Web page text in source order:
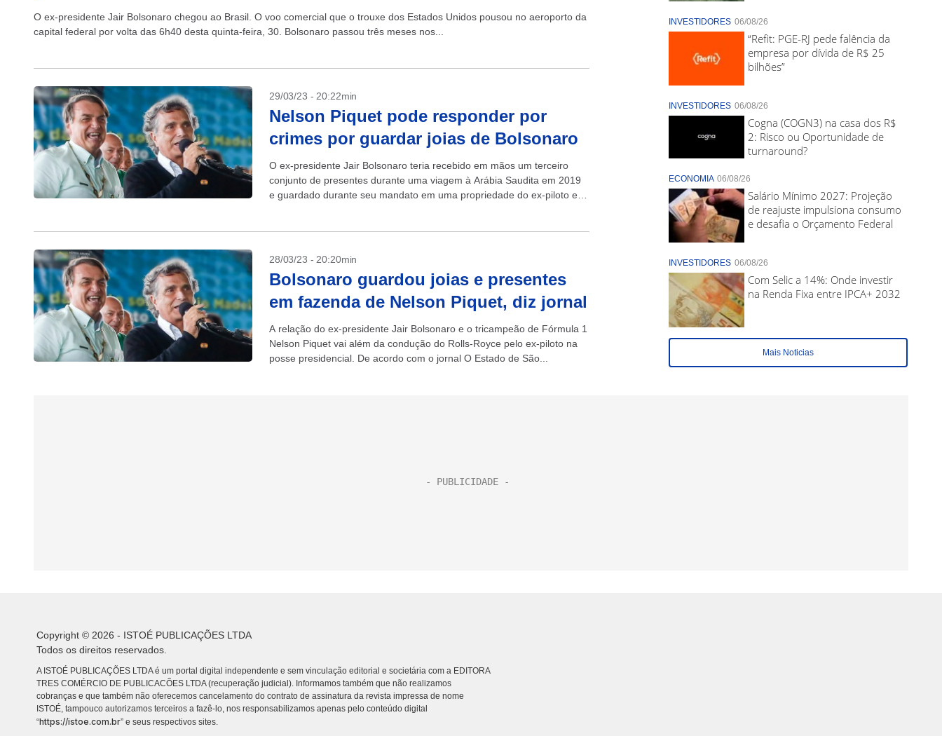
O ex-presidente Jair Bolsonaro chegou ao Brasil. O voo comercial que o trouxe dos Estados Unidos pousou no aeroporto da
capital federal por volta das 6h40 desta quinta-feira, 30. Bolsonaro passou três meses nos...
29/03/23 - 20:22min
Nelson Piquet pode responder por
crimes por guardar joias de Bolsonaro
O ex-presidente Jair Bolsonaro teria recebido em mãos um terceiro
conjunto de presentes durante uma viagem à Arábia Saudita em 2019
e guardado durante seu mandato em uma propriedade do ex-piloto e
28/03/23 - 20:20min
Bolsonaro guardou joias e presentes
em fazenda de Nelson Piquet, diz jornal
A relação do ex-presidente Jair Bolsonaro e o tricampeão de Fórmula 1
Nelson Piquet vai além da condução do Rolls-Royce pelo ex-piloto na
posse presidencial. De acordo com o jornal O Estado de São...
INVESTIDORES 06/08/26
“Refit: PGE-RJ pede falência da
empresa por dívida de R$ 25
bilhões”
INVESTIDORES 06/08/26
Cogna (COGN3) na casa dos R$
2: Risco ou Oportunidade de
turnaround?
ECONOMIA 06/08/26
Salário Mínimo 2027: Projeção
de reajuste impulsiona consumo
e desafia o Orçamento Federal
INVESTIDORES 06/08/26
Com Selic a 14%: Onde investir
na Renda Fixa entre IPCA+ 2032
Mais Noticias
Copyright © 2026 - ISTOÉ PUBLICAÇÕES LTDA
Todos os direitos reservados.
A ISTOÉ PUBLICAÇÕES LTDA é um portal digital independente e sem vinculação editorial e societária com a EDITORA
TRES COMÉRCIO DE PUBLICACÕES LTDA (recuperação judicial). Informamos também que não realizamos
cobranças e que também não oferecemos cancelamento do contrato de assinatura da revista impressa de nome
ISTOÉ, tampouco autorizamos terceiros a fazê-lo, nos responsabilizamos apenas pelo conteúdo digital
“https://istoe.com.br” e seus respectivos sites.